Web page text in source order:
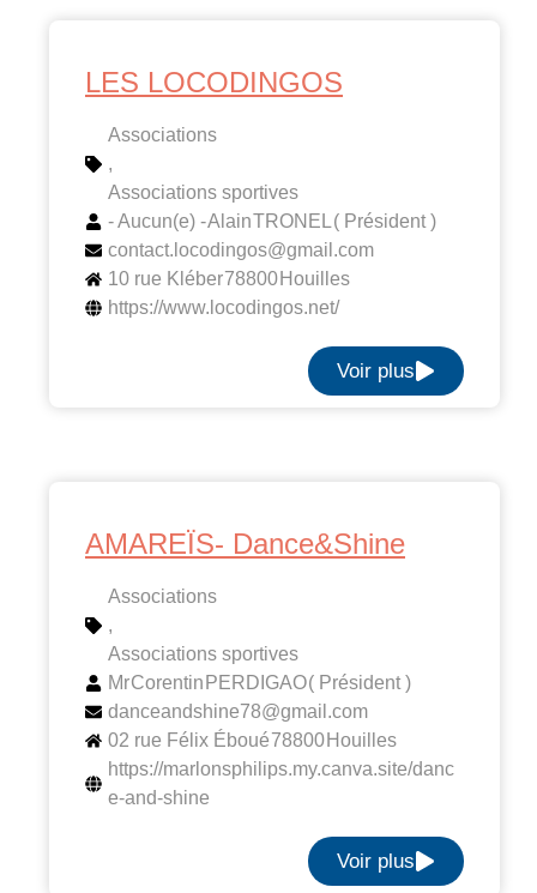
LES LOCODINGOS
Associations
,
Associations sportives
- Aucun(e) -AlainTRONEL( Président )
contact.locodingos@gmail.com
10 rue Kléber78800 Houilles
https://www.locodingos.net/
Voir plus
AMAREÏS- Dance&Shine
Associations
,
Associations sportives
MrCorentin PERDIGAO( Président )
danceandshine78@gmail.com
02 rue Félix Éboué78800 Houilles
https://marlonsphilips.my.canva.site/danc
e-and-shine
Voir plus